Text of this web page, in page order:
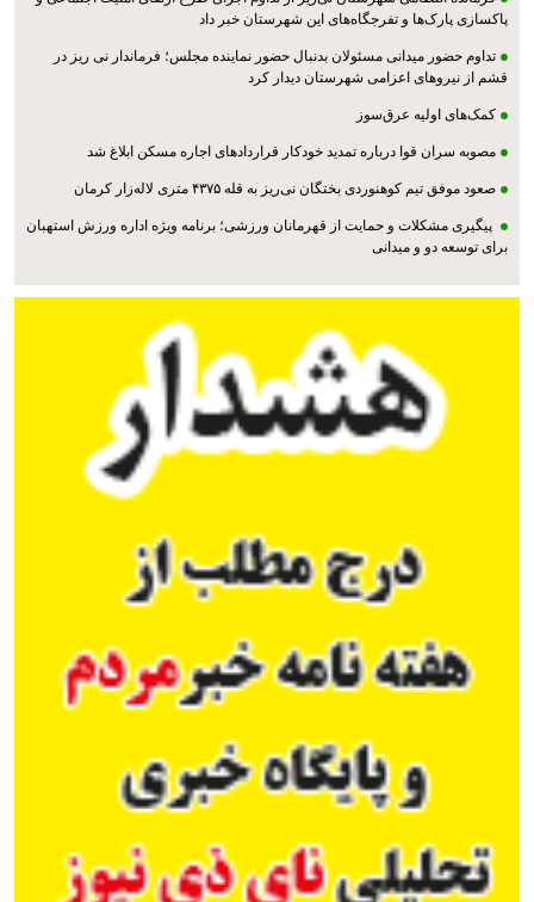
پاکسازی پارک‌ها و تفرجگاه‌های این شهرستان خبر داد
تداوم حضور میدانی مسئولان بدنبال حضور نماینده مجلس؛ فرماندار نی ریز در
قشم از نیروهای اعزامی شهرستان دیدار کرد
کمک‌های اولیه عرق‌سوز
مصوبه سران قوا درباره تمدید خودکار قراردادهای اجاره مسکن ابلاغ شد
صعود موفق تیم کوهنوردی بختگان نی‌ریز به قله ۴۳۷۵ متری لاله‌زار کرمان
پیگیری مشکلات و حمایت از قهرمانان ورزشی؛ برنامه ویژه اداره ورزش استهبان
برای توسعه دو و میدانی